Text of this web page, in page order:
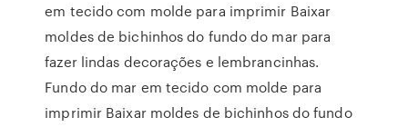
em tecido com molde para imprimir Baixar
moldes de bichinhos do fundo do mar para
fazer lindas decorações e lembrancinhas.
Fundo do mar em tecido com molde para
imprimir Baixar moldes de bichinhos do fundo